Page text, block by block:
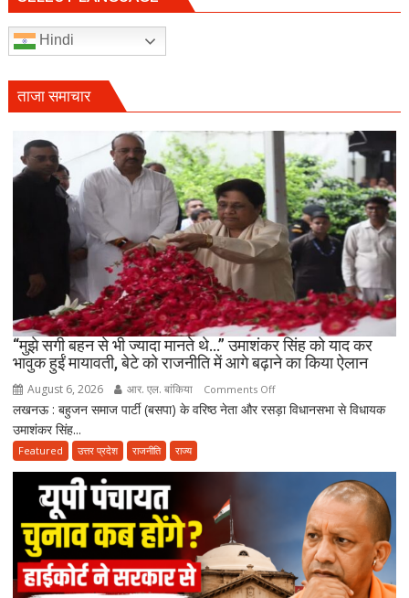
आई
अकेले
विदा
पिता,
वृद्धाश्रम
में
कपड़ा
व्यापारी
मौत
Hindi
ताजा समाचार
“मुझे सगी बहन से भी ज्यादा मानते थे…” उमाशंकर सिंह को याद कर
भावुक हुईं मायावती, बेटे को राजनीति में आगे बढ़ाने का किया ऐलान
August 6, 2026 आर. एल. बांकिया Comments Offon
“मुझे
से
उमाशंकर
सिंह
लखनऊ : बहुजन समाज पार्टी (बसपा) के वरिष्ठ नेता और रसड़ा विधानसभा से विधायक
उमाशंकर सिंह...
Featured उत्तर प्रदेश राजनीति राज्य